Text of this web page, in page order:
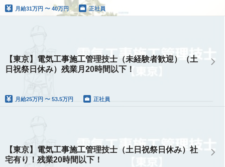
月給31万円 〜 40万円 正社員
【東京】電気工事施工管理技士（未経験者歓迎）（土
日祝祭日休み）残業月20時間以下！
月給25万円 〜 53.5万円 正社員
【東京】電気工事施工管理技士（土日祝祭日休み）社
宅有り！残業20時間以下！